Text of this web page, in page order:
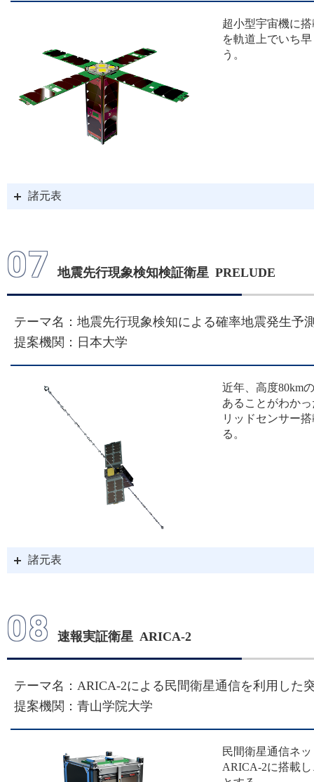
超小型宇宙機に
を軌道上でいち
う。
諸元表
07 地震先行現象検知検証衛星 PRELUDE
テーマ名：地震先行現象検知による確率地震発生予
提案機関：日本大学
近年、高度80km
あることがわか
リッドセンサー
る。
諸元表
08 速報実証衛星 ARICA-2
テーマ名：ARICA-2による民間衛星通信を利用した
提案機関：青山学院大学
民間衛星通信ネ
ARICA-2に搭載